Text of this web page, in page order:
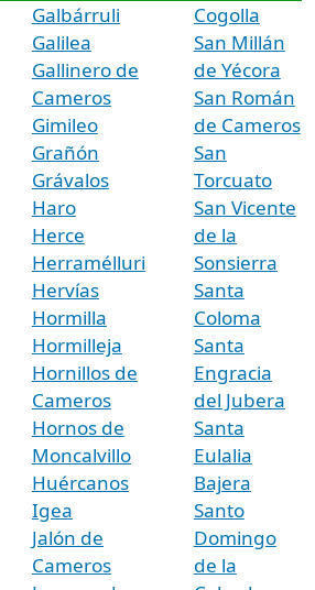
Galbárruli
Galilea
Gallinero de
Cameros
Gimileo
Grañón
Grávalos
Haro
Herce
Herramélluri
Hervías
Hormilla
Hormilleja
Hornillos de
Cameros
Hornos de
Moncalvillo
Huércanos
Igea
Jalón de
Cameros
Cogolla
San Millán
de Yécora
San Román
de Cameros
San
Torcuato
San Vicente
de la
Sonsierra
Santa
Coloma
Santa
Engracia
del Jubera
Santa
Eulalia
Bajera
Santo
Domingo
de la